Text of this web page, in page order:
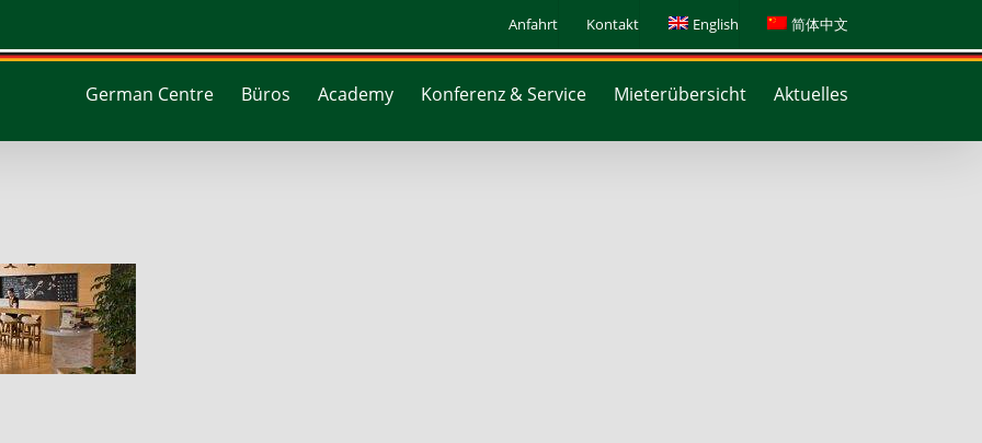
Anfahrt Kontakt English 简体中文
German Centre Büros Academy Konferenz & Service Mieterübersicht Aktuelles